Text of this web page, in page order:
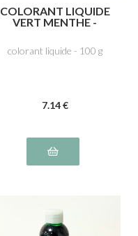
COLORANT LIQUIDE
VERT MENTHE -
colorant liquide - 100 g
7.14 €